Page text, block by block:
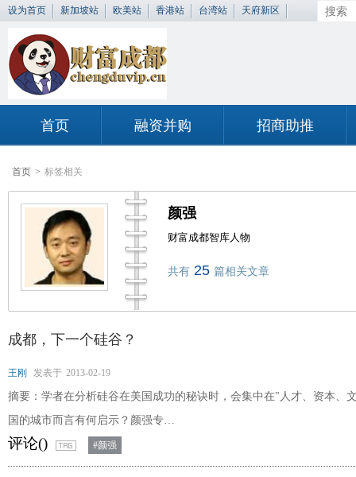
设为首页 新加坡站 欧美站 香港站 台湾站 天府新区
首页 融资并购 招商助推
首页 > 标签相关
颜强
财富成都智库人物
共有 25 篇相关文章
成都，下一个硅谷？
王刚 发表于 2013-02-19
摘要：学者在分析硅谷在美国成功的秘诀时，会集中在"人才、资本、
国的城市而言有何启示？颜强专…
评论() #颜强